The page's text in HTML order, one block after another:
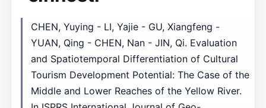
CHEN, Yuying - LI, Yajie - GU, Xiangfeng -
YUAN, Qing - CHEN, Nan - JIN, Qi. Evaluation
and Spatiotemporal Differentiation of Cultural
Tourism Development Potential: The Case of the
Middle and Lower Reaches of the Yellow River.